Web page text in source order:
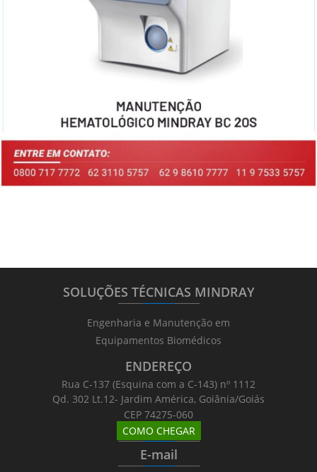
SOLUÇÕES TÉCNICAS MINDRAY
_______________________
Engenharia e Manutenção em
Equipamentos Biomédicos
ENDEREÇO
Rua C-137 (Esquina com a C-143) nº 1112
Qd. 302 Lt.12- Jardim América, Goiânia/Goiás
CEP 74275-060
COMO CHEGAR
_______________________
E-mail
_______________________